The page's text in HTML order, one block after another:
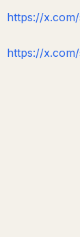
https://
https://